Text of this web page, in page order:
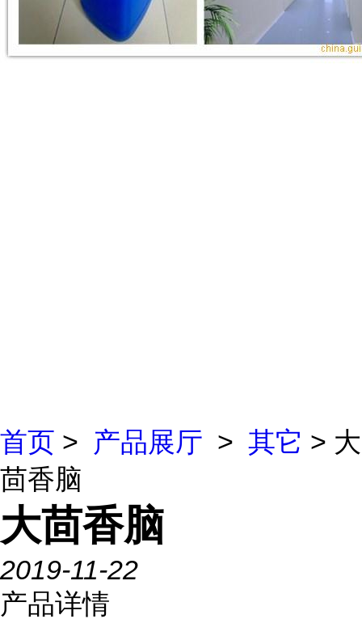
首页 > 产品展厅 > 其它 > 大
茴香脑
大茴香脑
2019-11-22
产品详情